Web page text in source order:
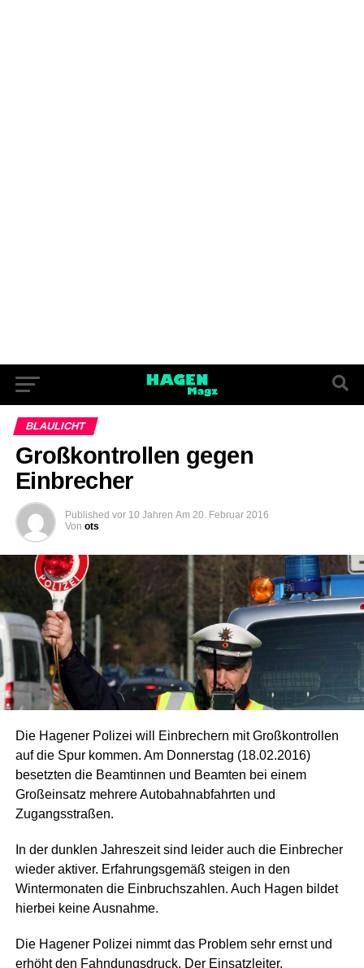
BLAULICHT
Großkontrollen gegen
Einbrecher
Published vor 10 Jahren Am 20. Februar 2016
Von ots
Die Hagener Polizei will Einbrechern mit Großkontrollen
auf die Spur kommen. Am Donnerstag (18.02.2016)
besetzten die Beamtinnen und Beamten bei einem
Großeinsatz mehrere Autobahnabfahrten und
Zugangsstraßen.
In der dunklen Jahreszeit sind leider auch die Einbrecher
wieder aktiver. Erfahrungsgemäß steigen in den
Wintermonaten die Einbruchszahlen. Auch Hagen bildet
hierbei keine Ausnahme.
Die Hagener Polizei nimmt das Problem sehr ernst und
erhöht den Fahndungsdruck. Der Einsatzleiter,